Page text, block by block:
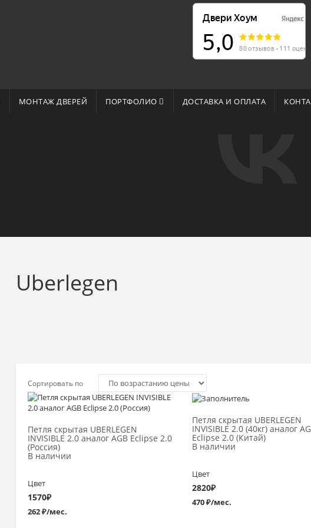
МОНТАЖ ДВЕРЕЙ ПОРТФОЛИО ДОСТАВКА И ОПЛАТА
Uberlegen
Сортировать по
Петля скрытая UВERLEGEN
INVISIBLE 2.0 аналог AGB Eclipse 2.0
(Россия)
В наличии
Цвет
1570₽
262 ₽/мес.
Выбрать >
Петля скрытая UВERLEGEN
INVISIBLE 2.0 (40кг) аналог
Eclipse 2.0 (Китай)
В наличии
Цвет
2820₽
470 ₽/мес.
Выбрать >